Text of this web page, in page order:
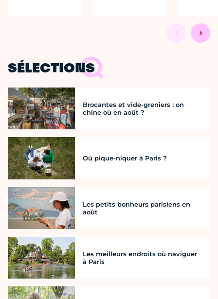
SÉLECTIONS
Brocantes et vide-greniers : on
chine où en août ?
Où pique-niquer à Paris ?
Les petits bonheurs parisiens en
août
Les meilleurs endroits où naviguer
à Paris